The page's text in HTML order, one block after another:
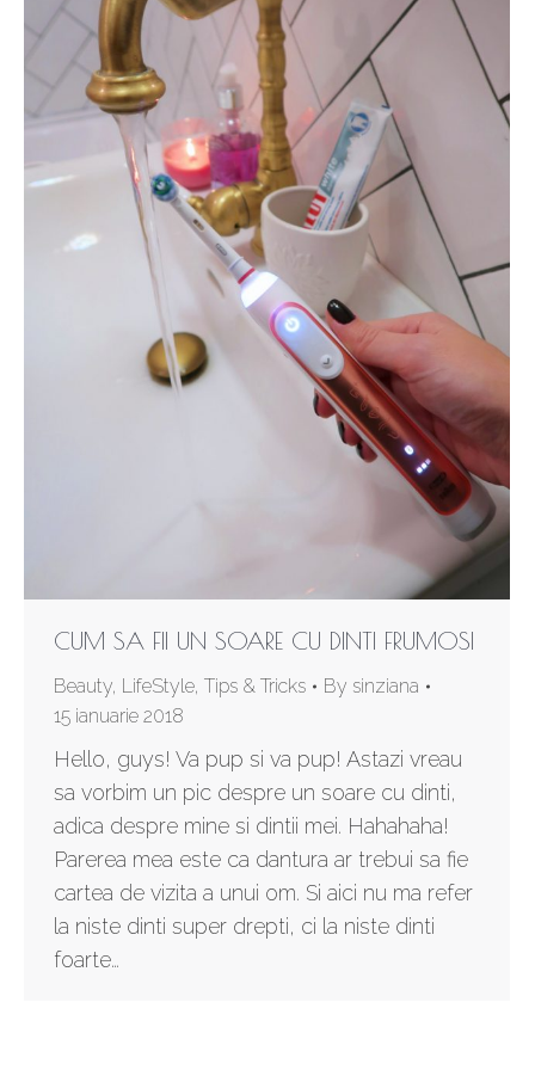
CUM SA FII UN SOARE CU DINTI FRUMOSI
Beauty, LifeStyle, Tips & Tricks By sinziana
15 ianuarie 2018
Hello, guys! Va pup si va pup! Astazi vreau
sa vorbim un pic despre un soare cu dinti,
adica despre mine si dintii mei. Hahahaha!
Parerea mea este ca dantura ar trebui sa fie
cartea de vizita a unui om. Si aici nu ma refer
la niste dinti super drepti, ci la niste dinti
foarte…